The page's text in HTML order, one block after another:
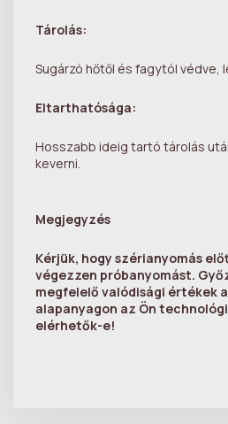
Tárolás:
Sugárzó hőtől és fagytól védve,
Eltarthatósága:
Hosszabb ideig tartó tárolás
keverni.
Megjegyzés
Kérjük, hogy szérianyomás
végezzen próbanyomást.
megfelelő valódisági értékek
alapanyagon az Ön
elérhetők-e!